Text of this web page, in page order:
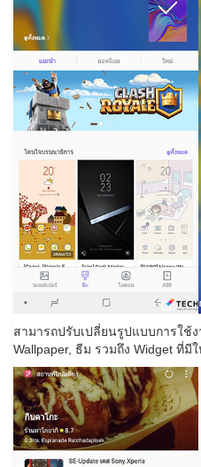
สามารถปรับเปลี่ยนรูปแบบการใช้
Wallpaper, ธีม รวมถึง Widget ที่มี